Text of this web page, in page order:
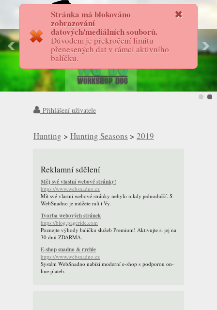
Stránka má blokováno
zobrazování
datových/mediálních souborů.
Důvodem je překročení limitu
přenesených dat v rámci aktivního
balíčku.
FotostoryAS
Přihlášení uživatele
Hunting > Hunting Seasons > 2019
Reklamní sdělení
Měj své vlastní webové stránky!
https://www.websnadno.cz
Mít své vlastní webové stránky nebylo nikdy jednodušší. S
WebSnadno je můžete mít i Vy.
Tvorba webových stránek
https://blog.pageride.com
Poznejte výhody balíčku služeb Premium! Aktivujte si jej na
30 dnů ZDARMA.
E-shop snadno & rychle
https://www.websnadno.cz
Systém WebSnadno nabízí moderní e-shop s podporou on-
line plateb.